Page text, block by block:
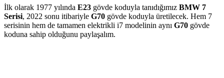
İlk olarak 1977 yılında E23 gövde koduyla tanıdığımız BMW 7
Serisi, 2022 sonu itibariyle G70 gövde koduyla üretilecek. Hem 7
serisinin hem de tamamen elektrikli i7 modelinin aynı G70 gövde
koduna sahip olduğunu paylaşalım.